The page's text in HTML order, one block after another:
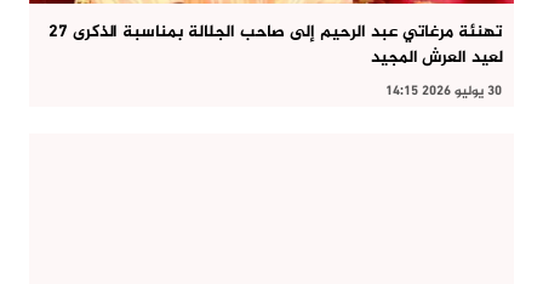
تهنئة مرغاتي عبد الرحيم إلى صاحب الجلالة بمناسبة الذكرى 27
لعيد العرش المجيد
30 يوليو 2026 14:15